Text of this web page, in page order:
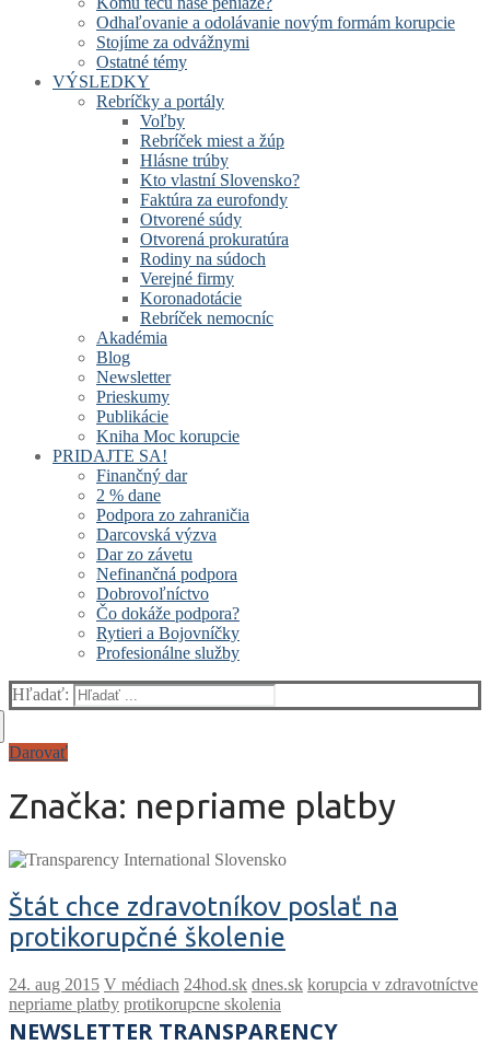
Odhaľovanie a odolávanie novým formám korupcie
Stojíme za odvážnymi
Ostatné témy
VÝSLEDKY
Rebríčky a portály
Voľby
Rebríček miest a žúp
Hlásne trúby
Kto vlastní Slovensko?
Faktúra za eurofondy
Otvorené súdy
Otvorená prokuratúra
Rodiny na súdoch
Verejné firmy
Koronadotácie
Rebríček nemocníc
Akadémia
Blog
Newsletter
Prieskumy
Publikácie
Kniha Moc korupcie
PRIDAJTE SA!
Finančný dar
2 % dane
Podpora zo zahraničia
Darcovská výzva
Dar zo závetu
Nefinančná podpora
Dobrovoľníctvo
Čo dokáže podpora?
Rytieri a Bojovníčky
Profesionálne služby
Hľadať:
Darovať
Značka: nepriame platby
Štát chce zdravotníkov poslať na
protikorupčné školenie
V médiach 24hod.sk dnes.sk korupcia v zdravotníctve
nepriame platby protikorupcne skolenia